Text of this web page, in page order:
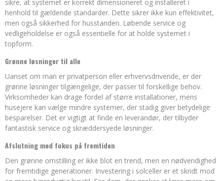
sikre, at systemet er korrekt dimensioneret og installeret i
henhold til gældende standarder. Dette sikrer ikke kun effektivitet,
men også sikkerhed for husstanden. Løbende service og
vedligeholdelse er også essentielle for at holde systemet i
topform.
Grønne løsninger til alle
Uanset om man er privatperson eller erhvervsdrivende, er der
grønne løsninger tilgængelige, der passer til forskellige behov.
Virksomheder kan drage fordel af større installationer, mens
husejere kan vælge mindre systemer, der stadig giver betydelige
besparelser. Det er vigtigt at finde en leverandør, der tilbyder
fantastisk service og skræddersyede løsninger.
Afslutning med fokus på fremtiden
Den grønne omstilling er ikke blot en trend, men en nødvendighed
for fremtidige generationer. Investering i solceller er et skridt mod